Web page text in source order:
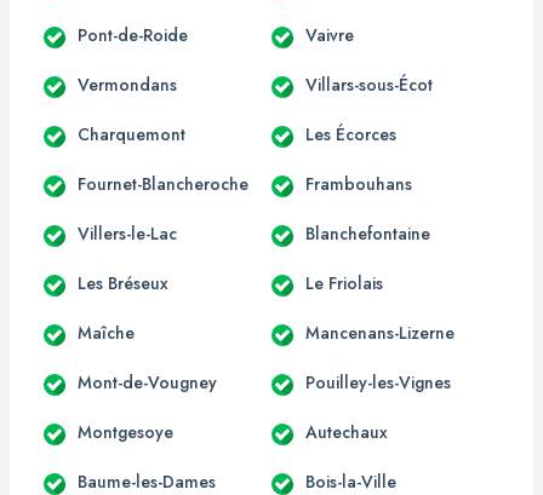
Pont-de-Roide Vaivre
Vermondans Villars-sous-Écot
Charquemont Les Écorces
Fournet-Blancheroche Frambouhans
Villers-le-Lac Blanchefontaine
Les Bréseux Le Friolais
Maîche Mancenans-Lizerne
Mont-de-Vougney Pouilley-les-Vignes
Montgesoye Autechaux
Baume-les-Dames Bois-la-Ville